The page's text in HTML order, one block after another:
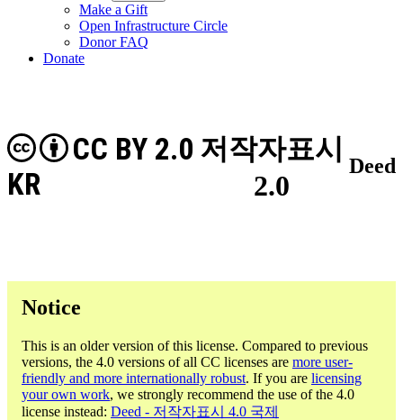
Make a Gift
Open Infrastructure Circle
Donor FAQ
Donate
저작자표시
2.0
CC BY 2.0
KR
Deed
Notice
This is an older version of this license. Compared to previous
versions, the 4.0 versions of all CC licenses are more user-
friendly and more internationally robust. If you are licensing
your own work, we strongly recommend the use of the 4.0
license instead: Deed - 저작자표시 4.0 국제